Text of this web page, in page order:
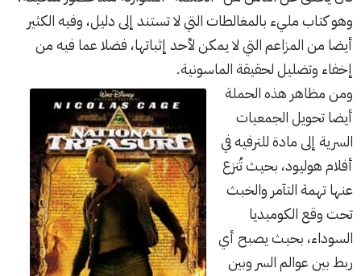
وهو كتاب مليء بالمغالطات التي لا تستند إلى دليل، وفيه الكثير
أيضا من المزاعم التي لا يمكن لأحد إثباتها، فضلا عما فيه من
إخفاء وتضليل لحقيقة الماسونية.
ومن مظاهر هذه الحملة
أيضا تحويل الجمعيات
السرية إلى مادة للترفيه في
أفلام هوليود، بحيث تُنزع
عنها تهمة التآمر والخبث
تحت وقع الكوميديا
السوداء، بحيث يصبح أي
ربط بين عوالم السر وبين